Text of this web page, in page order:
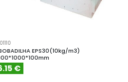
EPS30(10kg/m3)
€